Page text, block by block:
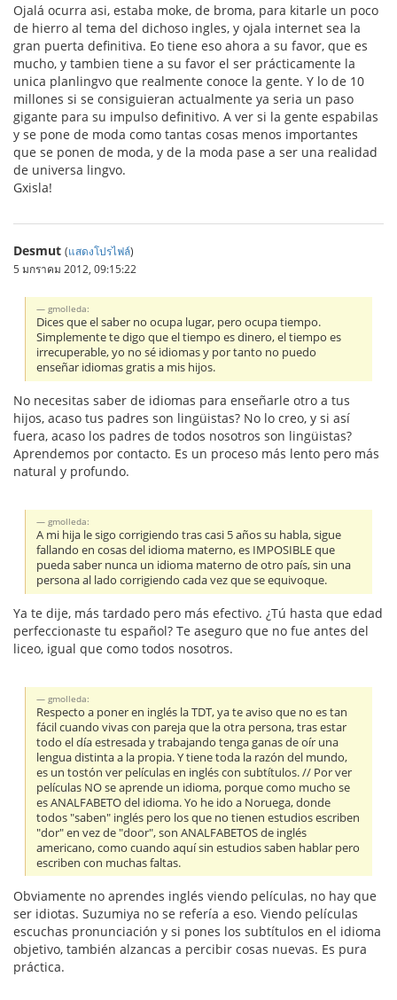
Ojalá ocurra asi, estaba moke, de broma, para kitarle un poco
de hierro al tema del dichoso ingles, y ojala internet sea la
gran puerta definitiva. Eo tiene eso ahora a su favor, que es
mucho, y tambien tiene a su favor el ser prácticamente la
unica planlingvo que realmente conoce la gente. Y lo de 10
millones si se consiguieran actualmente ya seria un paso
gigante para su impulso definitivo. A ver si la gente espabilas
y se pone de moda como tantas cosas menos importantes
que se ponen de moda, y de la moda pase a ser una realidad
de universa lingvo.
Gxisla!
Desmut (แสดงโปรไฟล์)
5 มกราคม 2012, 09:15:22
gmolleda:
Dices que el saber no ocupa lugar, pero ocupa tiempo.
Simplemente te digo que el tiempo es dinero, el tiempo es
irrecuperable, yo no sé idiomas y por tanto no puedo
enseñar idiomas gratis a mis hijos.
No necesitas saber de idiomas para enseñarle otro a tus
hijos, acaso tus padres son lingüistas? No lo creo, y si así
fuera, acaso los padres de todos nosotros son lingüistas?
Aprendemos por contacto. Es un proceso más lento pero más
natural y profundo.
gmolleda:
A mi hija le sigo corrigiendo tras casi 5 años su habla, sigue
fallando en cosas del idioma materno, es IMPOSIBLE que
pueda saber nunca un idioma materno de otro país, sin una
persona al lado corrigiendo cada vez que se equivoque.
Ya te dije, más tardado pero más efectivo. ¿Tú hasta que edad
perfeccionaste tu español? Te aseguro que no fue antes del
liceo, igual que como todos nosotros.
gmolleda:
Respecto a poner en inglés la TDT, ya te aviso que no es tan
fácil cuando vivas con pareja que la otra persona, tras estar
todo el día estresada y trabajando tenga ganas de oír una
lengua distinta a la propia. Y tiene toda la razón del mundo,
es un tostón ver películas en inglés con subtítulos. // Por ver
películas NO se aprende un idioma, porque como mucho se
es ANALFABETO del idioma. Yo he ido a Noruega, donde
todos "saben" inglés pero los que no tienen estudios escriben
"dor" en vez de "door", son ANALFABETOS de inglés
americano, como cuando aquí sin estudios saben hablar pero
escriben con muchas faltas.
Obviamente no aprendes inglés viendo películas, no hay que
ser idiotas. Suzumiya no se refería a eso. Viendo películas
escuchas pronunciación y si pones los subtítulos en el idioma
objetivo, también alzancas a percibir cosas nuevas. Es pura
práctica.